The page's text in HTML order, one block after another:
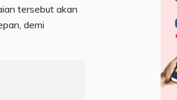
tersebut akan
demi